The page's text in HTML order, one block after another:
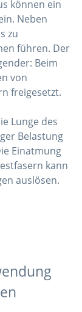
können ein
Neben
zu
führen. Der
Beim
von
freigesetzt.
Lunge des
Belastung
Einatmung
kann
auslösen.